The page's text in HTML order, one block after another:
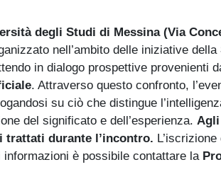
degli Studi di Messina (Via
nell’ambito delle iniziative della
in dialogo prospettive provenienti
. Attraverso questo confronto,
su ciò che distingue
del significato e dell’esperienza.
trattati durante l’incontro. L’iscrizione
informazioni è possibile contattare la